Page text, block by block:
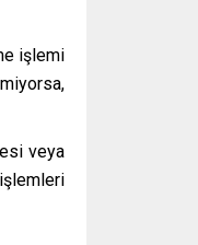
işlemi
veya